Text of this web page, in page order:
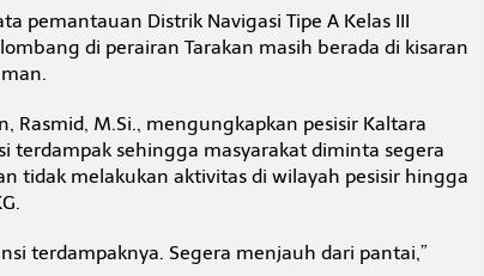
pemantauan Distrik Navigasi Tipe A Kelas III
di perairan Tarakan masih berada di kisaran
Rasmid, M.Si., mengungkapkan pesisir Kaltara
terdampak sehingga masyarakat diminta segera
tidak melakukan aktivitas di wilayah pesisir hingga
terdampaknya. Segera menjauh dari pantai,”